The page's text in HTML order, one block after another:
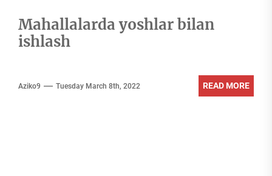
Mahallalarda yoshlar bilan
ishlash
Aziko9 Tuesday March 8th, 2022 READ MORE